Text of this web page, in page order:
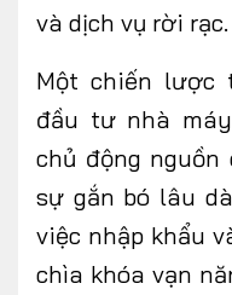
và dịch vụ rời rạc.
Một chiến lược
đầu tư nhà
chủ động
sự gắn bó lâu
việc nhập khẩu
chìa khóa vạn